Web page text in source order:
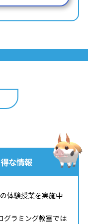
な情報
体験授業を実施中
グラミング教室では